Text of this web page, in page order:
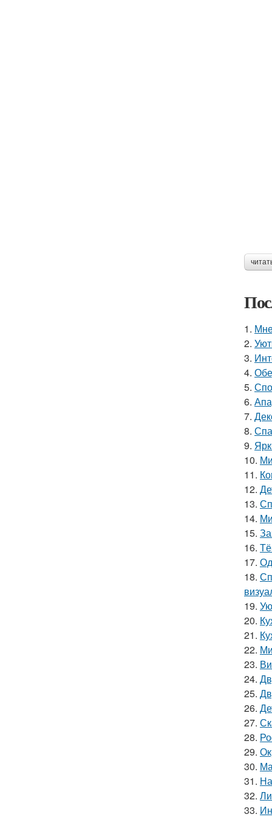
1.
2.
3.
4.
5.
6.
7.
8.
9.
10.
11.
12.
13.
14.
15.
16.
17.
18.
19.
20.
21.
22.
23.
24.
25.
26.
27.
28.
29.
30.
31.
32.
33.